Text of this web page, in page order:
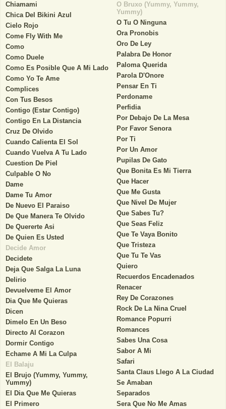
Chiamami
Chica Del Bikini Azul
Cielo Rojo
Come Fly With Me
Como
Como Duele
Como Es Posible Que A Mi Lado
Como Yo Te Ame
Complices
Con Tus Besos
Contigo (Estar Contigo)
Contigo En La Distancia
Cruz De Olvido
Cuando Calienta El Sol
Cuando Vuelva A Tu Lado
Cuestion De Piel
Culpable O No
Dame
Dame Tu Amor
De Nuevo El Paraiso
De Que Manera Te Olvido
De Quererte Asi
De Quien Es Usted
Decide Amor
Decidete
Deja Que Salga La Luna
Delirio
Devuelveme El Amor
Dia Que Me Quieras
Dicen
Dimelo En Un Beso
Directo Al Corazon
Dormir Contigo
Echame A Mi La Culpa
El Balaju
El Brujo (Yummy, Yummy,
Yummy)
El Dia Que Me Quieras
El Primero
O Bruxo (Yummy, Yummy,
Yummy)
O Tu O Ninguna
Ora Pronobis
Oro De Ley
Palabra De Honor
Paloma Querida
Parola D'Onore
Pensar En Ti
Perdoname
Perfidia
Por Debajo De La Mesa
Por Favor Senora
Por Ti
Por Un Amor
Pupilas De Gato
Que Bonita Es Mi Tierra
Que Hacer
Que Me Gusta
Que Nivel De Mujer
Que Sabes Tu?
Que Seas Feliz
Que Te Vaya Bonito
Que Tristeza
Que Tu Te Vas
Quiero
Recuerdos Encadenados
Renacer
Rey De Corazones
Rock De La Nina Cruel
Romance Popurri
Romances
Sabes Una Cosa
Sabor A Mi
Safari
Santa Claus Llego A La Ciudad
Se Amaban
Separados
Sera Que No Me Amas